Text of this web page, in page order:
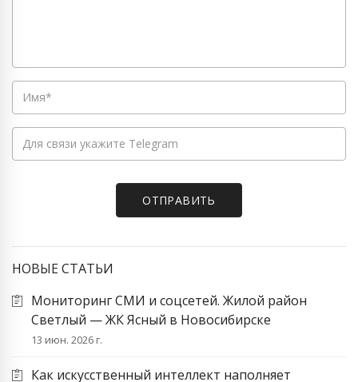
НОВЫЕ СТАТЬИ
Мониторинг СМИ и соцсетей. Жилой район
Светлый — ЖК Ясный в Новосибирске
13 июн. 2026 г.
Как искусственный интеллект наполняет